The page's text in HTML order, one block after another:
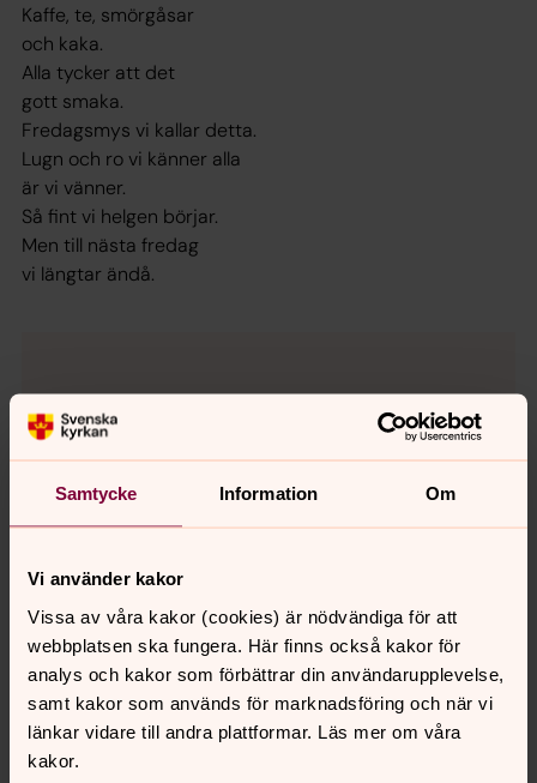
Samtycke Information Om
Vi använder kakor
Vissa av våra kakor (cookies) är nödvändiga för att
webbplatsen ska fungera. Här finns också kakor för
analys och kakor som förbättrar din användarupplevelse,
samt kakor som används för marknadsföring och när vi
länkar vidare till andra plattformar. Läs mer om våra
kakor.
Kaffe, te, smörgåsar
och kaka.
Alla tycker att det
gott smaka.
Fredagsmys vi kallar detta.
Lugn och ro vi känner alla
är vi vänner.
Så fint vi helgen börjar.
Men till nästa fredag
vi längtar ändå.
Linnea Malmqvist